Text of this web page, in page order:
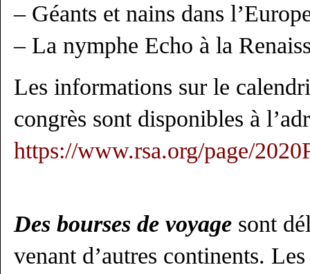
– Géants et nains dans
– La nymphe Echo à la
Les informations sur le
congrès sont disponibles à
https://www.rsa.org/page/
Des bourses de voyage sont
venant d’autres continents.